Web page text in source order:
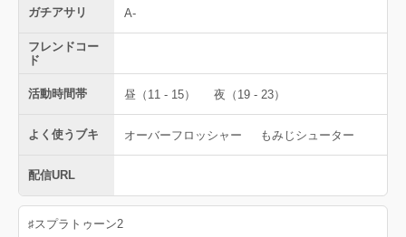
ガチアサリ A-
フレンドコー
ド
活動時間帯 昼（11 - 15） 夜（19 - 23）
よく使うブキ オーバーフロッシャー もみじシューター
配信URL
♯スプラトゥーン2